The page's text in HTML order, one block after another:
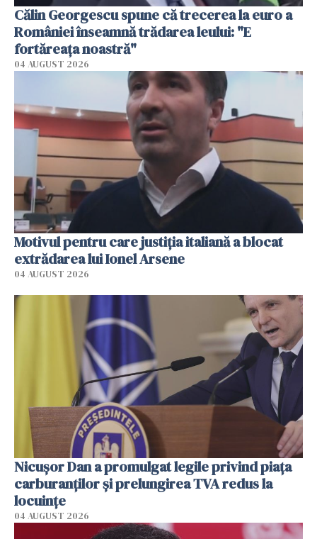
Călin Georgescu spune că trecerea la euro a
României înseamnă trădarea leului: "E
fortăreața noastră"
04 AUGUST 2026
Motivul pentru care justiția italiană a blocat
extrădarea lui Ionel Arsene
04 AUGUST 2026
Nicuşor Dan a promulgat legile privind piaţa
carburanţilor şi prelungirea TVA redus la
locuinţe
04 AUGUST 2026